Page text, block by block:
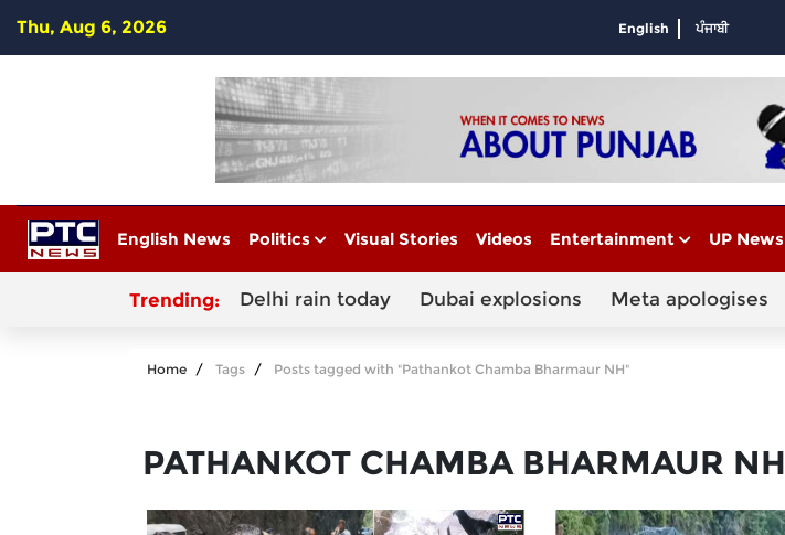
Thu, Aug 6, 2026 English ਪੰਜਾਬੀ
English News Politics Visual Stories Videos Entertainment UP News
Trending: Delhi rain today Dubai explosions Meta apologises
Home Tags Posts tagged with "Pathankot Chamba Bharmaur NH"
PATHANKOT CHAMBA BHARMAUR NH